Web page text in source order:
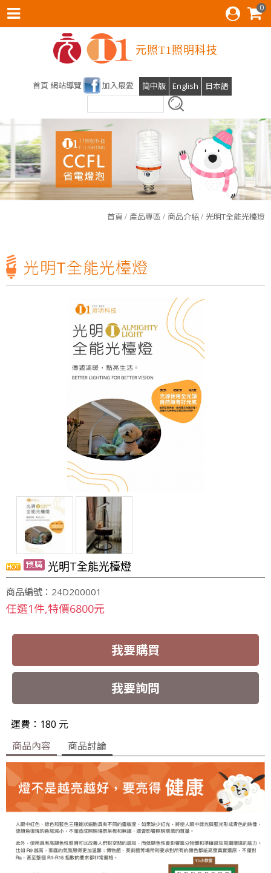
0
元照T1照明科技
首頁 網站導覽 加入最愛 简中版 English 日本語
首頁 產品專區 商品介紹 光明T全能光檯燈
雲林科技大學運動場及校區燈光設計，元照得標了！
光明T全能檯燈預計六月份上線
T1照明科技股份有限公司張麗蝶董事長出席參與SDGs產業鍊
會員後台
雲林科技大學運動場及校區燈光設計，元照得標了！
光明T全能檯燈預計六月份上線
會員後台
【第198集 心視界】 ✅本集邀請到的來賓是
光明T全能光檯燈
光明T全能光檯燈
商品編號：24D200001
任選1件,特價6800元
我要購買
我要詢問
運費：180 元
商品內容
商品討論